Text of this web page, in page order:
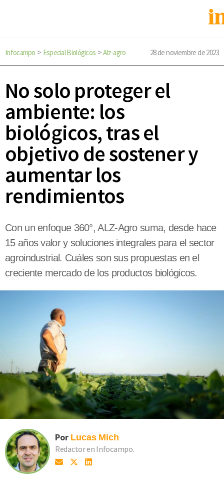
Infocampo > Especial Biológicos >Alz-agro 28 de noviembre de 2023
No solo proteger el
ambiente: los
biológicos, tras el
objetivo de sostener y
aumentar los
rendimientos
Con un enfoque 360°, ALZ-Agro suma, desde hace
15 años valor y soluciones integrales para el sector
agroindustrial. Cuáles son sus propuestas en el
creciente mercado de los productos biológicos.
Por Lucas Mich
Redactor en Infocampo.